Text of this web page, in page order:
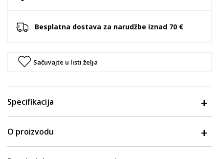
Besplatna dostava za narudžbe iznad 70 €
Sačuvajte u listi želja
Specifikacija
O proizvodu